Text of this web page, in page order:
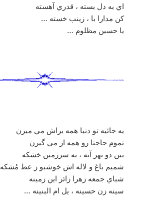
اي به دل بسته ، قدري آهسته
کن مدارا با ، زينب خسته …
يا حسين مظلوم …
يه جائيه تو دنيا همه براش مي ميرن
تموم حاجتا رو همه از مي گيرن
بين دو نهر آبه ، يه سرزمين خشکه
شميم باغ و لاله اش خوشبو ز عط مُشکه
شباي جمعه زهرا زائر اين زمينه
سينه زن حسينه ، يل ام البنينه …